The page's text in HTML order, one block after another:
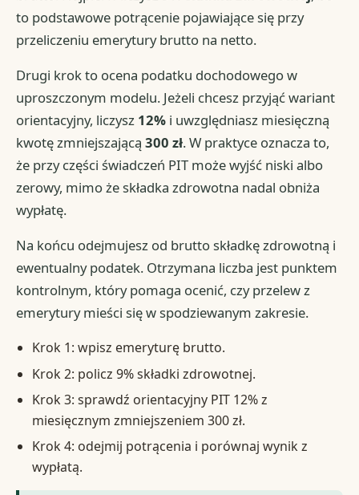
to podstawowe potrącenie pojawiające się przy
przeliczeniu emerytury brutto na netto.
Drugi krok to ocena podatku dochodowego w
uproszczonym modelu. Jeżeli chcesz przyjąć wariant
orientacyjny, liczysz 12% i uwzględniasz miesięczną
kwotę zmniejszającą300 zł. W praktyce oznacza to,
że przy części świadczeń PIT może wyjść niski albo
zerowy, mimo że składka zdrowotna nadal obniża
wypłatę.
Na końcu odejmujesz od brutto składkę zdrowotną i
ewentualny podatek. Otrzymana liczba jest punktem
kontrolnym, który pomaga ocenić, czy przelew z
emerytury mieści się w spodziewanym zakresie.
Krok 1: wpisz emeryturę brutto.
Krok 2: policz 9% składki zdrowotnej.
Krok 3: sprawdź orientacyjny PIT 12% z
miesięcznym zmniejszeniem 300 zł.
Krok 4: odejmij potrącenia i porównaj wynik z
wypłatą.